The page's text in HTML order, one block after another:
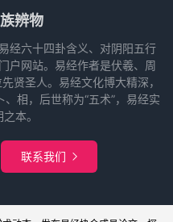
辨物
经六十四卦含义、对阴阳五行
户网站。易经作者是伏羲、周
贤圣人。易经文化博大精深，
相，后世称为“五术”，易经实
本。
联系我们 